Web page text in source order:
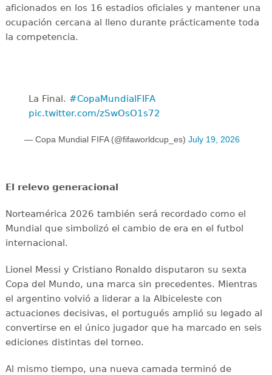
aficionados en los 16 estadios oficiales y mantener una
ocupación cercana al lleno durante prácticamente toda
la competencia.
La Final. ️ #CopaMundialFIFA
pic.twitter.com/zSwOsO1s72
— Copa Mundial FIFA (@fifaworldcup_es) July 19, 2026
El relevo generacional
Norteamérica 2026 también será recordado como el
Mundial que simbolizó el cambio de era en el futbol
internacional.
Lionel Messi y Cristiano Ronaldo disputaron su sexta
Copa del Mundo, una marca sin precedentes. Mientras
el argentino volvió a liderar a la Albiceleste con
actuaciones decisivas, el portugués amplió su legado al
convertirse en el único jugador que ha marcado en seis
ediciones distintas del torneo.
Al mismo tiempo, una nueva camada terminó de